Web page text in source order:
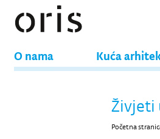
O nama Kuća
Živjeti
Početna